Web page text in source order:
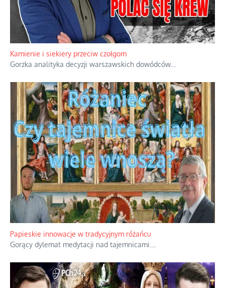
Familijny spór o biskupie sakry
Rodzinna polemika wokół sakr w Écône.
Kamienie i siekiery przeciw czołgom
Gorzka analityka decyzji warszawskich dowódców.